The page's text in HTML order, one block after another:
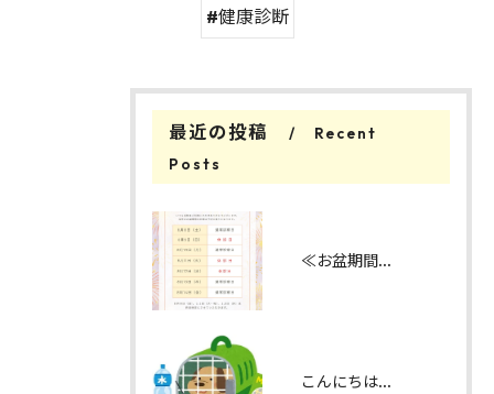
#健康診断
最近の投稿
Recent
Posts
≪お盆期間の診察日のお知らせ≫
こんにちは！みたかマロン動物病院です。